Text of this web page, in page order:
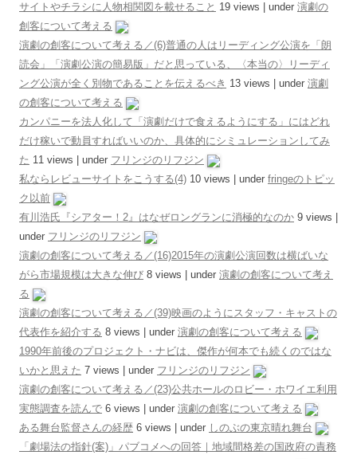
サイトやチラシに人物相関図を載せること 19 views under 演劇の
創客について考える
演劇の創客について考える／(6)普通の人はリーディング公演を「朗
読会」「演劇公演の簡易版」だと思っている、〈本当の〉リーディ
ング公演が全く別物であることを伝えるべき 13 views under 演劇
の創客について考える
カンパニーを法人化して「演劇だけで食えるようにする」にはどれ
だけ稼いで動員すればいいのか、具体的にシミュレーションしてみ
た 11 views under フリンジのリフジン
私ならレビューサイトをこうする(4) 10 views under fringeのトピッ
ク以前
有川浩氏『シアター！2』はなぜロングランに消極的なのか 9 views
under フリンジのリフジン
演劇の創客について考える／(16)2015年の演劇公演回数は横ばいな
がら市場規模は大きな伸び 8 views under 演劇の創客について考え
る
演劇の創客について考える／(39)映画のようにスタッフ・キャストの
代表作を紹介する 8 views under 演劇の創客について考える
1990年前後のプロジェクト・ナビは、傑作が何本でも続くのではな
いかと思えた 7 views under フリンジのリフジン
演劇の創客について考える／(23)公共ホールのロビー・ホワイエ利用
実態調査を読んで 6 views under 演劇の創客について考える
ある舞台監督さんの経歴 6 views under しのぶの東京晴れ舞台
「劇場法の指針(案)」パブコメへの回答｜地域間格差の国政府の責務